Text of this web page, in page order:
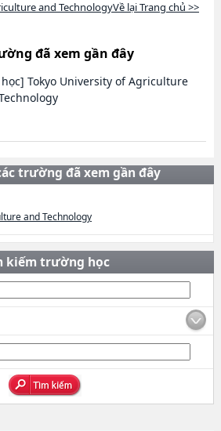
and TechnologyVề lại Trang chủ >>
đã xem gần đây
Tokyo University of Agriculture
trường đã xem gần đây
and Technology
kiếm trường học